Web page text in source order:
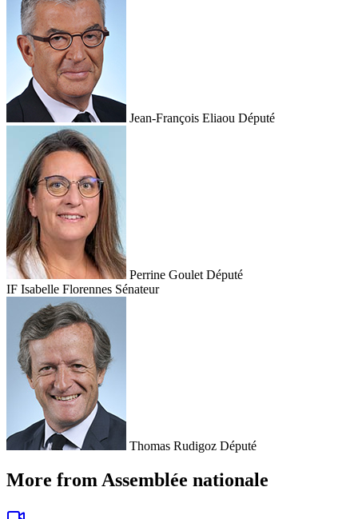
Jean-François Eliaou Député
Perrine Goulet Député
IF Isabelle Florennes Sénateur
Thomas Rudigoz Député
More from Assemblée nationale